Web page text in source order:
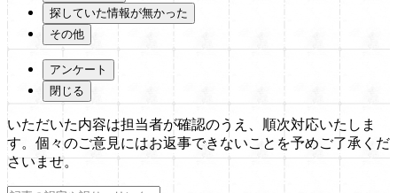
探していた情報が無かった
その他
アンケート
閉じる
いただいた内容は担当者が確認のうえ、順次対応いたしま
す。個々のご意見にはお返事できないことを予めご了承くだ
さいませ。